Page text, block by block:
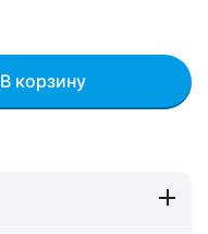
В корзину